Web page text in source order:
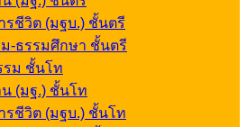
ชีวิต (มฐบ.) ชั้นตรี
-ธรรมศึกษา ชั้นตรี
ม ชั้นโท
(มฐ.) ชั้นโท
ชีวิต (มฐบ.) ชั้นโท